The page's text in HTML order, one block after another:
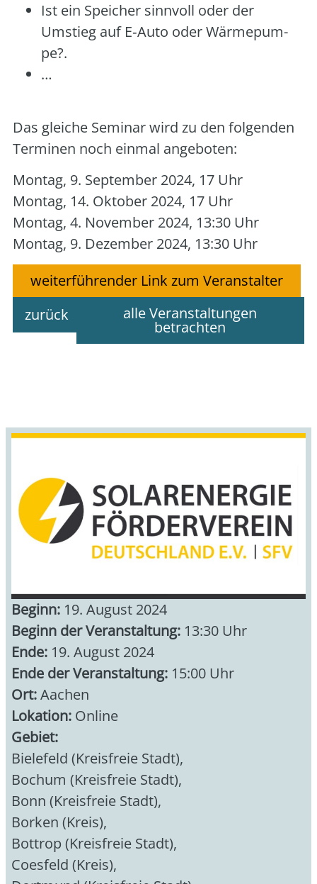
Ist ein Spei­cher sinn­voll oder der
Umstieg auf E‑Auto oder Wär­me­pum­
pe?.
…
Das glei­che Semi­nar wird zu den fol­gen­den
Ter­mi­nen noch ein­mal ange­bo­ten:
Mon­tag, 9. Sep­tem­ber 2024, 17 Uhr
Mon­tag, 14. Okto­ber 2024, 17 Uhr
Mon­tag, 4. Novem­ber 2024, 13:30 Uhr
Mon­tag, 9. Dezem­ber 2024, 13:30 Uhr
weiterführender Link zum Veranstalter
zurück
alle Veranstaltungen
betrachten
Beginn: 19. August 2024
Beginn der Veranstaltung: 13:30 Uhr
Ende: 19. August 2024
Ende der Veranstaltung: 15:00 Uhr
Ort:Aachen
Lokation: Online
Gebiet:
Bielefeld (Kreisfreie Stadt),
Bochum (Kreisfreie Stadt),
Bonn (Kreisfreie Stadt),
Borken (Kreis),
Bottrop (Kreisfreie Stadt),
Coesfeld (Kreis),